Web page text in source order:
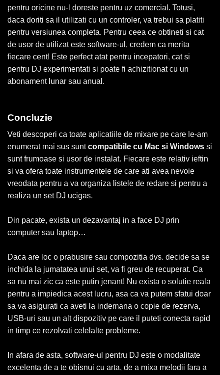
pentru oricine nu-l doreste pentru uz comercial. Totusi,
daca doriti sa il utilizati cu un controler, va trebui sa platiti
pentru versiunea completa. Pentru ceea ce obtineti si cat
de usor de utilizat este software-ul, credem ca merita
fiecare cent! Este perfect atat pentru incepatori, cat si
pentru DJ experimentati si poate fi achizitionat cu un
abonament lunar sau anual.
Concluzie
Veti descoperi ca toate aplicatiile de mixare pe care le-am
enumerat mai sus suntcompatibile cu Mac si Windows si
sunt frumoase si usor de instalat. Fiecare este relativ ieftin
si va ofera toate instrumentele de care ati avea nevoie
vreodata pentru a va organiza listele de redare si pentru a
realiza un set DJ ucigas.
Din pacate, exista un dezavantaj in a face DJ prin
computer sau laptop…
Daca are loc o prabusire sau compozitia dvs. decide sa se
inchida la jumatatea unui set, va fi greu de recuperat. Ca
sa nu mai zic ca este putin jenant! Nu exista o solutie reala
pentru a impiedica acest lucru, asa ca va putem sfatui doar
sa va asigurati ca aveti la indemana o copie de rezerva,
USB-uri sau un alt dispozitiv pe care il puteti conecta rapid
in timp ce rezolvati celelalte probleme.
In afara de asta, software-ul pentru DJ este o modalitate
excelenta de a te obisnui cu arta, de a mixa melodii fara a